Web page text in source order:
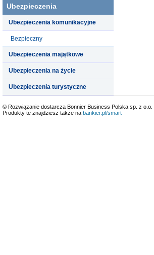
Ubezpieczenia
Ubezpieczenia komunikacyjne
Bezpieczny
Ubezpieczenia majątkowe
Ubezpieczenia na życie
Ubezpieczenia turystyczne
© Rozwiązanie dostarcza Bonnier Business Polska sp. z o.o.
Produkty te znajdziesz także na bankier.pl/smart